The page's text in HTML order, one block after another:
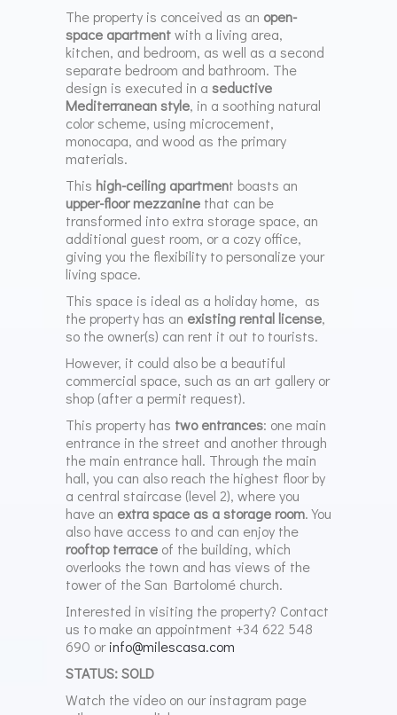
The property is conceived as an open-
space apartmentwith a living area,
kitchen, and bedroom, as well as a second
separate bedroom and bathroom. The
design is executed in a seductive
Mediterranean style, in a soothing natural
color scheme, using microcement,
monocapa, and wood as the primary
materials.
This high-ceiling apartment boasts an
upper-floor mezzanine that can be
transformed into extra storage space, an
additional guest room, or a cozy office,
giving you the flexibility to personalize your
living space.
This space is ideal as a holiday home, as
the property has an existing rental license,
so the owner(s) can rent it out to tourists.
However, it could also be a beautiful
commercial space, such as an art gallery or
shop (after a permit request).
This property has two entrances: one main
entrance in the street and another through
the main entrance hall. Through the main
hall, you can also reach the highest floor by
a central staircase (level 2), where you
have an extra space as a storage room. You
also have access to and can enjoy the
rooftop terrace of the building, which
overlooks the town and has views of the
tower of the San Bartolomé church.
Interested in visiting the property? Contact
us to make an appointment +34 622 548
690 orinfo@milescasa.com
STATUS: SOLD
Watch the video on our instagram page